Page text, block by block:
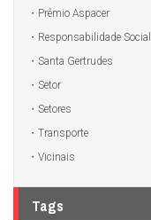
Prêmio Aspacer
Responsabilidade Social
Santa Gertrudes
Setor
Setores
Transporte
Vicinais
Tags